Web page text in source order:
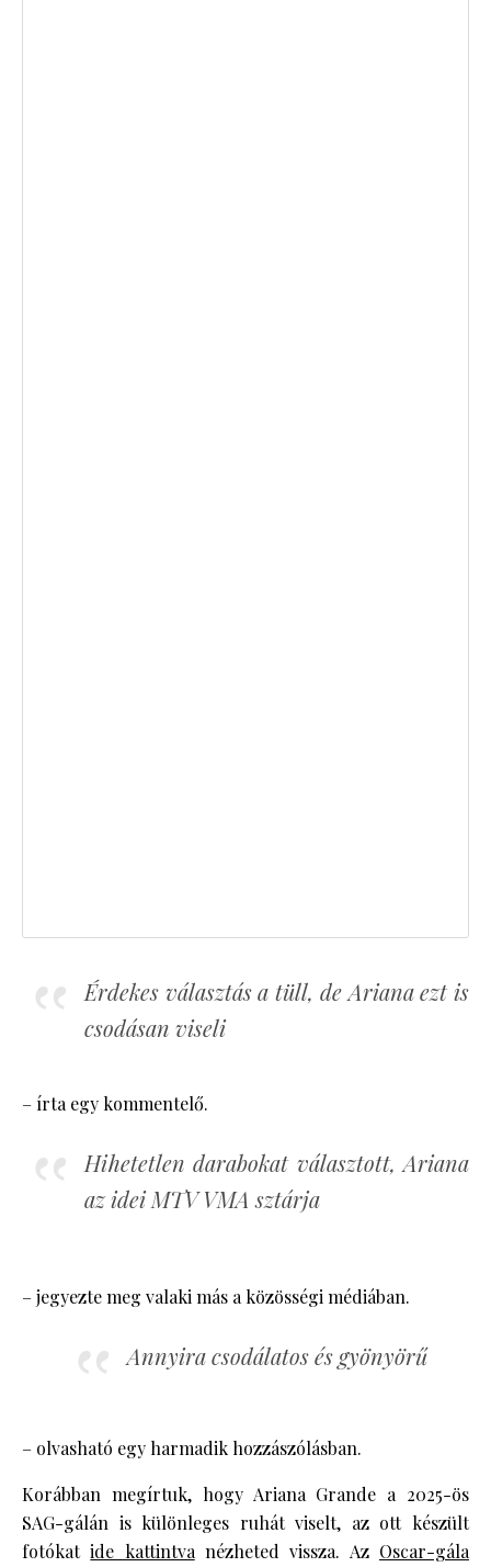
Érdekes választás a tüll, de Ariana ezt is
csodásan viseli
– írta egy kommentelő.
Hihetetlen darabokat választott, Ariana
az idei MTV VMA sztárja
– jegyezte meg valaki más a közösségi médiában.
Annyira csodálatos és gyönyörű
– olvasható egy harmadik hozzászólásban.
Korábban megírtuk, hogy Ariana Grande a 2025-ös
SAG-gálán is különleges ruhát viselt, az ott készült
fotókatide kattintvanézheted vissza. Az Oscar-gála